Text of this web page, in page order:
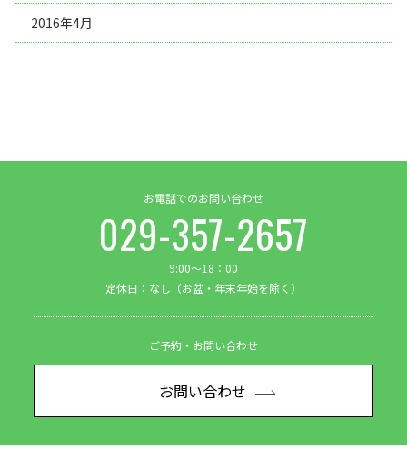
2016年4月
お電話でのお問い合わせ
029-357-2657
9:00～18：00
定休日：なし（お盆・年末年始を除く）
ご予約・お問い合わせ
お問い合わせ